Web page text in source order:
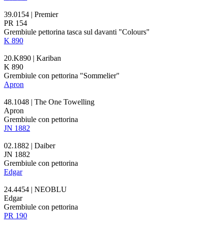
39.0154 | Premier
PR 154
Grembiule pettorina tasca sul davanti "Colours"
K 890
20.K890 | Kariban
K 890
Grembiule con pettorina "Sommelier"
Apron
48.1048 | The One Towelling
Apron
Grembiule con pettorina
JN 1882
02.1882 | Daiber
JN 1882
Grembiule con pettorina
Edgar
24.4454 | NEOBLU
Edgar
Grembiule con pettorina
PR 190